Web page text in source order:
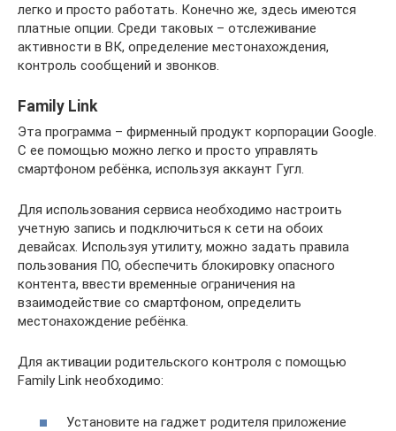
легко и просто работать. Конечно же, здесь имеются
платные опции. Среди таковых – отслеживание
активности в ВК, определение местонахождения,
контроль сообщений и звонков.
Family Link
Эта программа – фирменный продукт корпорации Google.
С ее помощью можно легко и просто управлять
смартфоном ребёнка, используя аккаунт Гугл.
Для использования сервиса необходимо настроить
учетную запись и подключиться к сети на обоих
девайсах. Используя утилиту, можно задать правила
пользования ПО, обеспечить блокировку опасного
контента, ввести временные ограничения на
взаимодействие со смартфоном, определить
местонахождение ребёнка.
Для активации родительского контроля с помощью
Family Link необходимо:
Установите на гаджет родителя приложение